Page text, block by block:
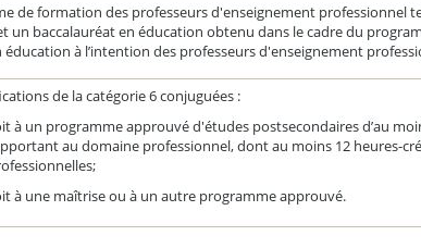
de formation des professeurs d'enseignement professionnel
un baccalauréat en éducation obtenu dans le cadre du
éducation à l’intention des professeurs d'enseignement
de la catégorie 6 conjuguées :
à un programme approuvé d'études postsecondaires d’au
au domaine professionnel, dont au moins 12 heures-
à une maîtrise ou à un autre programme approuvé.